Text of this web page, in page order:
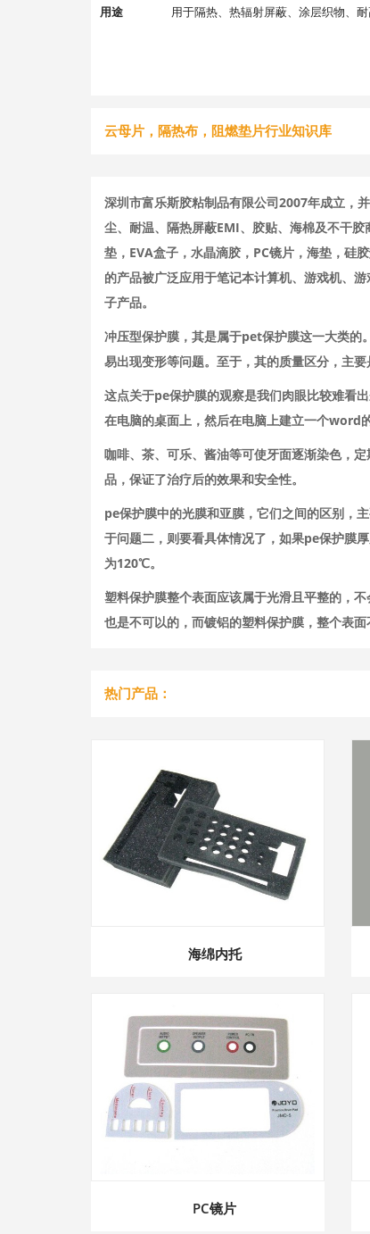
用途 用于隔热、热辐射屏蔽、涂层织物、
云母片，隔热布，阻燃垫片行业知识库
深圳市富乐斯胶粘制品有限公司2007年成立，
尘、耐温、隔热屏蔽EMI、胶贴、海棉及不干胶
垫，EVA盒子，水晶滴胶，PC镜片，海垫，硅
的产品被广泛应用于笔记本计算机、游戏机、
子产品。
冲压型保护膜，其是属于pet保护膜这一大类
易出现变形等问题。至于，其的质量区分，主
这点关于pe保护膜的观察是我们肉眼比较难看
在电脑的桌面上，然后在电脑上建立一个word
咖啡、茶、可乐、酱油等可使牙面逐渐染色，
品，保证了治疗后的效果和安全性。
pe保护膜中的光膜和亚膜，它们之间的区别，
于问题二，则要看具体情况了，如果pe保护膜
为120℃。
塑料保护膜整个表面应该属于光滑且平整的，
也是不可以的，而镀铝的塑料保护膜，整个表
热门产品：
海绵内托
PC镜片